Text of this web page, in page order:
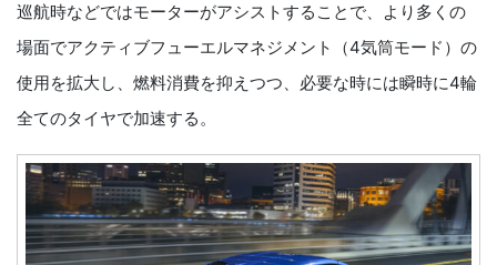
巡航時などではモーターがアシストすることで、より多くの
場面でアクティブフューエルマネジメント（4気筒モード）の
使用を拡大し、燃料消費を抑えつつ、必要な時には瞬時に4輪
全てのタイヤで加速する。